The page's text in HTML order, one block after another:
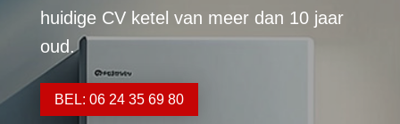
huidige CV ketel van meer dan 10 jaar
oud.
BEL: 06 24 35 69 80